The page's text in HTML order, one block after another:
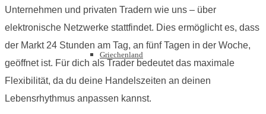
Griechenland
Unternehmen und privaten Tradern wie uns – über
elektronische Netzwerke stattfindet. Dies ermöglicht es, dass
der Markt 24 Stunden am Tag, an fünf Tagen in der Woche,
geöffnet ist. Für dich als Trader bedeutet das maximale
Flexibilität, da du deine Handelszeiten an deinen
Lebensrhythmus anpassen kannst.